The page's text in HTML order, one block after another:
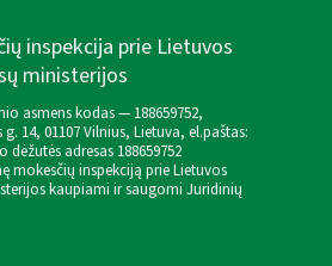
inspekcija prie Lietuvos
ministerijos
asmens kodas — 188659752,
14, 01107 Vilnius, Lietuva, el.paštas:
dėžutės adresas 188659752
mokesčių inspekciją prie Lietuvos
kaupiami ir saugomi Juridinių